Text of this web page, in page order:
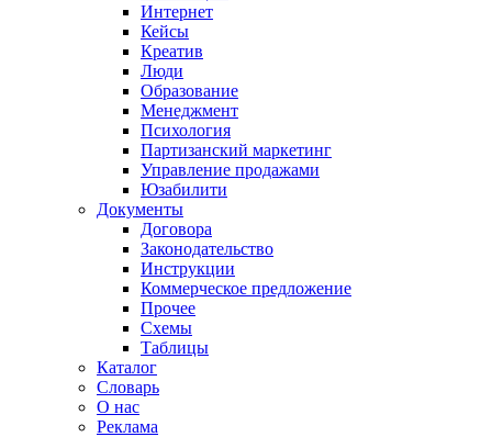
Интернет
Кейсы
Креатив
Люди
Образование
Менеджмент
Психология
Партизанский маркетинг
Управление продажами
Юзабилити
Документы
Договора
Законодательство
Инструкции
Коммерческое предложение
Прочее
Схемы
Таблицы
Каталог
Словарь
О нас
Реклама